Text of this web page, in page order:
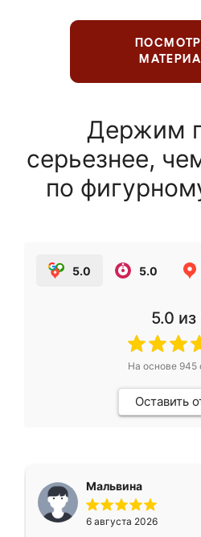
Держим
серьезнее,
по
5.0 5.0
5.0 из
На основе 945
Оставить
Мальвина
6 августа 2026